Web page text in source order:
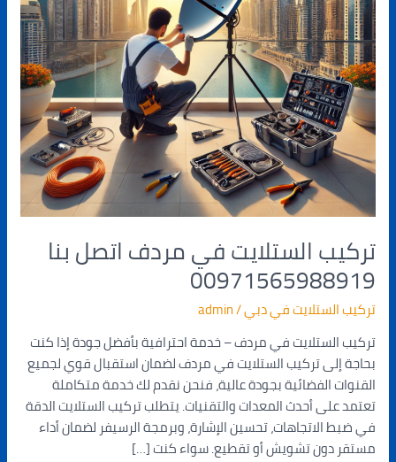
تركيب الستلايت في مردف اتصل بنا
00971565988919
تركيب الستلايت في دبي/
admin
تركيب الستلايت في مردف – خدمة احترافية بأفضل جودة إذا كنت
بحاجة إلى تركيب الستلايت في مردف لضمان استقبال قوي لجميع
القنوات الفضائية بجودة عالية، فنحن نقدم لك خدمة متكاملة
تعتمد على أحدث المعدات والتقنيات. يتطلب تركيب الستلايت الدقة
في ضبط الاتجاهات، تحسين الإشارة، وبرمجة الرسيفر لضمان أداء
مستقر دون تشويش أو تقطيع. سواء كنت […]